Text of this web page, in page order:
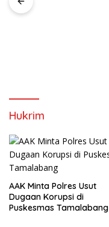
Hukrim
AAK Minta Polres Usut
Dugaan Korupsi di
Puskesmas Tamalabang